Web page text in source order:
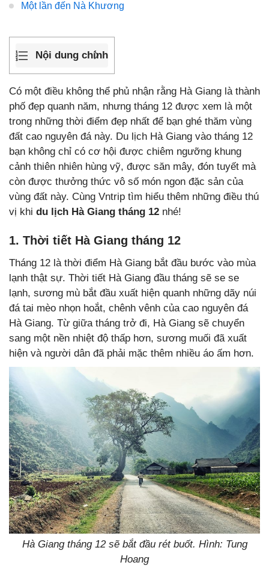
Một lần đến Nà Khương
Nội dung chính
Có một điều không thể phủ nhận rằng Hà Giang là thành
phố đẹp quanh năm, nhưng tháng 12 được xem là một
trong những thời điểm đẹp nhất để bạn ghé thăm vùng
đất cao nguyên đá này. Du lịch Hà Giang vào tháng 12
bạn không chỉ có cơ hội được chiêm ngưỡng khung
cảnh thiên nhiên hùng vỹ, được săn mây, đón tuyết mà
còn được thưởng thức vô số món ngon đặc sản của
vùng đất này. Cùng Vntrip tìm hiểu thêm những điều thú
vị khi du lịch Hà Giang tháng 12 nhé!
1. Thời tiết Hà Giang tháng 12
Tháng 12 là thời điểm Hà Giang bắt đầu bước vào mùa
lạnh thật sự. Thời tiết Hà Giang đầu tháng sẽ se se
lạnh, sương mù bắt đầu xuất hiện quanh những dãy núi
đá tai mèo nhọn hoắt, chênh vênh của cao nguyên đá
Hà Giang. Từ giữa tháng trở đi, Hà Giang sẽ chuyển
sang một nền nhiệt độ thấp hơn, sương muối đã xuất
hiện và người dân đã phải mặc thêm nhiều áo ấm hơn.
Hà Giang tháng 12 sẽ bắt đầu rét buốt. Hình: Tung
Hoang